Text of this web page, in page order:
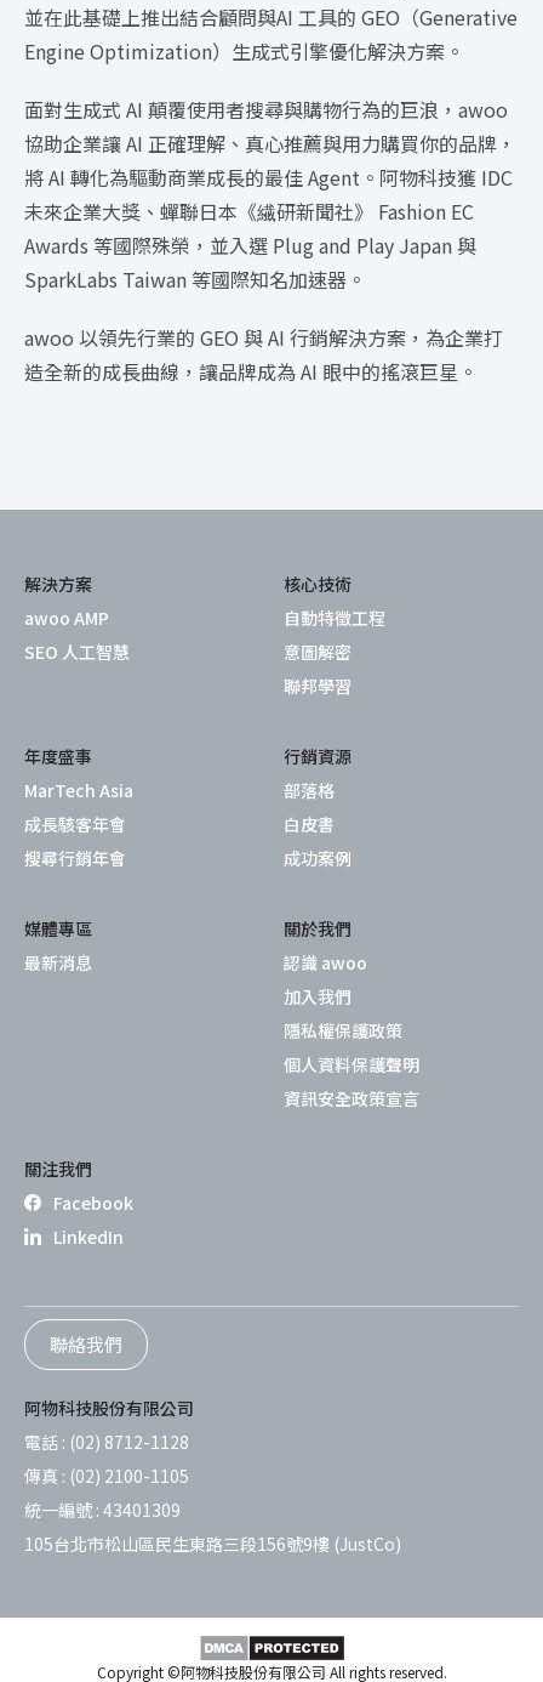
並在此基礎上推出結合顧問與AI 工具的 GEO（Generative
Engine Optimization）生成式引擎優化解決方案。
面對生成式 AI 顛覆使用者搜尋與購物行為的巨浪，awoo
協助企業讓 AI 正確理解、真心推薦與用力購買你的品牌，
將 AI 轉化為驅動商業成長的最佳 Agent。阿物科技獲 IDC
未來企業大獎、蟬聯日本《繊研新聞社》 Fashion EC
Awards 等國際殊榮，並入選 Plug and Play Japan 與
SparkLabs Taiwan 等國際知名加速器。
awoo 以領先行業的 GEO 與 AI 行銷解決方案，為企業打
造全新的成長曲線，讓品牌成為 AI 眼中的搖滾巨星。
解決方案
awoo AMP
SEO 人工智慧
核心技術
自動特徵工程
意圖解密
聯邦學習
年度盛事
MarTech Asia
成長駭客年會
搜尋行銷年會
行銷資源
部落格
白皮書
成功案例
媒體專區
最新消息
關於我們
認識 awoo
加入我們
隱私權保護政策
個人資料保護聲明
資訊安全政策宣言
關注我們
Facebook
LinkedIn
聯絡我們
阿物科技股份有限公司
電話 : (02) 8712-1128
傳真 : (02) 2100-1105
統一編號 : 43401309
105台北市松山區民生東路三段156號9樓 (JustCo)
Copyright ©阿物科技股份有限公司 All rights reserved.